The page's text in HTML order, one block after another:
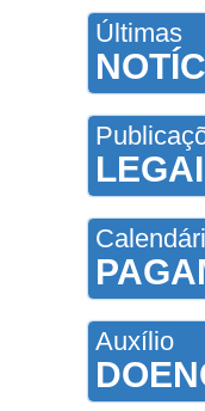
Últimas
Auxílio